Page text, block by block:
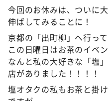
今回のお休みは、ついに
伸ばしてみることに！
京都の「出町柳」へ行っ
この日曜日はお茶のイベ
なんと私の大好きな「塩
店がありました！！！！
塩オタクの私もお茶と掛